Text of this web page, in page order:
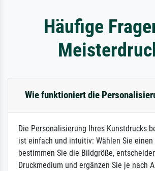
Häufige
Wie funktioniert die
Die Personalisierung Ihres Kunstdrucks
ist einfach und intuitiv: Wählen Sie einen
bestimmen Sie die Bildgröße,
Druckmedium und ergänzen Sie je nach